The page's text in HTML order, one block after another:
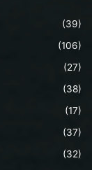
(39)
(106)
(27)
(38)
(17)
(37)
(32)